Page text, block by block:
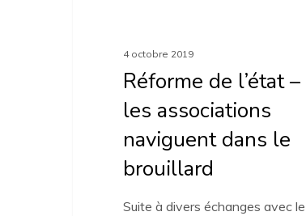
4 octobre 2019
Réforme de l’état –
les associations
naviguent dans le
brouillard
Suite à divers échanges avec le